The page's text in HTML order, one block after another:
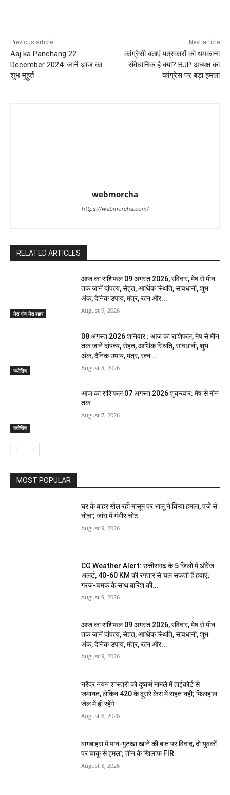
Previous article
Aaj ka Panchang 22
December 2024: जानें आज का
शुभ मुहूर्त
Next article
कांग्रेसी बताएं पत्रकारों को धमकाना
संवैधानिक है क्या? BJP अध्यक्ष का
कांग्रेस पर बड़ा हमला
webmorcha
https://webmorcha.com/
RELATED ARTICLES
मेरा गांव मेरा शहर
आज का राशिफल 09 अगस्त 2026, रविवार, मेष से मीन
तक जानें दांपत्य, सेहत, आर्थिक स्थिति, सावधानी, शुभ
अंक, दैनिक उपाय, मंत्र, रत्न और...
August 9, 2026
ज्योतिष
08 अगस्त 2026 शनिवार : आज का राशिफल, मेष से मीन
तक जानें दांपत्य, सेहत, आर्थिक स्थिति, सावधानी, शुभ
अंक, दैनिक उपाय, मंत्र, रत्न...
August 8, 2026
ज्योतिष
आज का राशिफल 07 अगस्त 2026 शुक्रवार: मेष से मीन
तक
August 7, 2026
MOST POPULAR
घर के बाहर खेल रही मासूम पर भालू ने किया हमला, पंजे से
नोचा; जांघ में गंभीर चोट
August 9, 2026
CG Weather Alert: छत्तीसगढ़ के 5 जिलों में ऑरेंज
अलर्ट, 40-60 KM की रफ्तार से चल सकती हैं हवाएं;
गरज-चमक के साथ बारिश की...
August 9, 2026
आज का राशिफल 09 अगस्त 2026, रविवार, मेष से मीन
तक जानें दांपत्य, सेहत, आर्थिक स्थिति, सावधानी, शुभ
अंक, दैनिक उपाय, मंत्र, रत्न और...
August 9, 2026
नरेंद्र नयन शास्त्री को दुष्कर्म मामले में हाईकोर्ट से
जमानत, लेकिन 420 के दूसरे केस में राहत नहीं; फिलहाल
जेल में ही रहेंगे
August 8, 2026
बागबाहरा में पान-गुटखा खाने की बात पर विवाद, दो युवकों
पर चाकू से हमला; तीन के खिलाफ FIR
August 8, 2026